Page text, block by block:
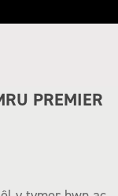
PREMIER